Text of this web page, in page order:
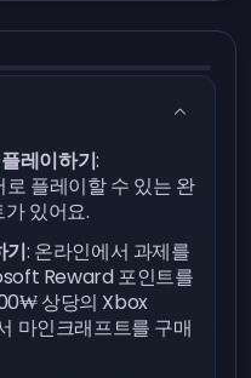
레이하기:
플레이할 수 있는 완
있어요.
: 온라인에서 과제를
Reward 포인트를
상당의 Xbox
마인크래프트를 구매